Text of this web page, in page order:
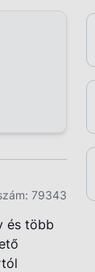
79343
és több